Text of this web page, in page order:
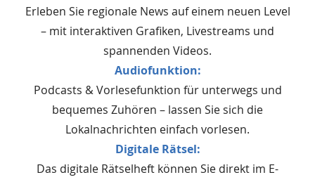
Erleben Sie regionale News auf einem neuen Level
– mit interaktiven Grafiken, Livestreams und
spannenden Videos.
Audiofunktion:
Podcasts & Vorlesefunktion für unterwegs und
bequemes Zuhören – lassen Sie sich die
Lokalnachrichten einfach vorlesen.
Digitale Rätsel:
Das digitale Rätselheft können Sie direkt im E-